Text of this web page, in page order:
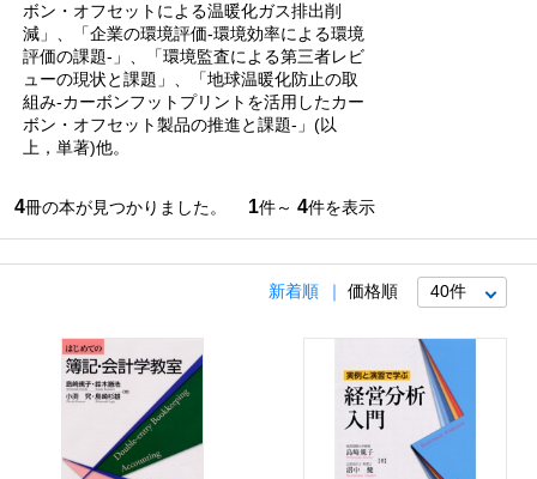
ボン・オフセットによる温暖化ガス排出削
減」、「企業の環境評価-環境効率による環境
評価の課題-」、「環境監査による第三者レビ
ューの現状と課題」、「地球温暖化防止の取
組み-カーボンフットプリントを活用したカー
ボン・オフセット製品の推進と課題-」(以
上，単著)他。
4冊の本が見つかりました。 1件～ 4件を表示
新着順 価格順